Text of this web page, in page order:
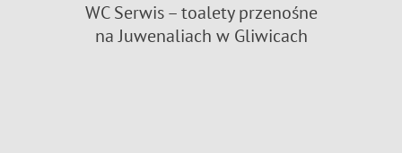
WC Serwis – toalety przenośne
na Juwenaliach w Gliwicach